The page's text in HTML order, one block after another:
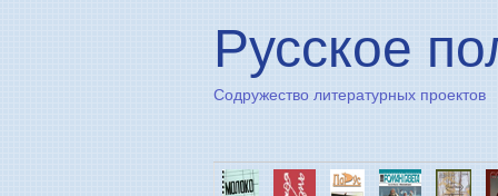
Русское
Содружество литературных проектов